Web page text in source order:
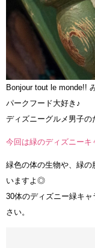
Bonjour tout le monde!!
パークフード大好き♪
ディズニーグルメ男子
今回は緑のディズニーキ
緑色の体の生物や、緑
いますよ◎
30体のディズニー緑キ
さい。